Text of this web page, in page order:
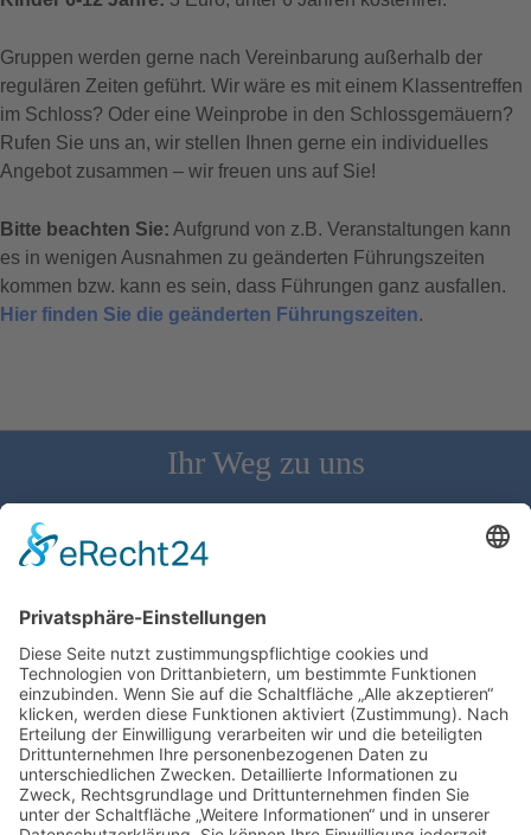
Gruppen werden gerne nach Vereinbarung außerhalb der
regulären Zeiten geführt. Wir wäre es mit einem Klassentreffen
im Schloss? Oder eine Weinprobe in den Schlossgemäuern?
Rufen Sie uns an, wir stellen Ihnen gerne ein individuelles
Angebot zusammen – wir freuen uns auf Sie!
Bitte beachten Sie: Aufgrund von z.B. Veranstaltungen kann
es in wenigen Ausnahmen zu geänderten Führungszeiten
kommen bzw. kann es sein, dass Führungen ganz ausfallen.
Hier finden Sie die geänderten Führungszeiten.
Ihr Weg zu uns
Schloss Bürgeln, 79418 Schliengen | Telefon: 07626/237 | E-
Mail: direktion@schlossbuergeln.de
Wir benötigen Ihre Zustimmung, um den
Google Maps-Service zu laden!
Wir verwenden einen Service eines
Drittanbieters, um Karteninhalte einzubetten.
Dieser Service kann Daten zu Ihren Aktivitäten
sammeln. Bitte lesen Sie die Details durch und
stimmen Sie der Nutzung des Service zu, um